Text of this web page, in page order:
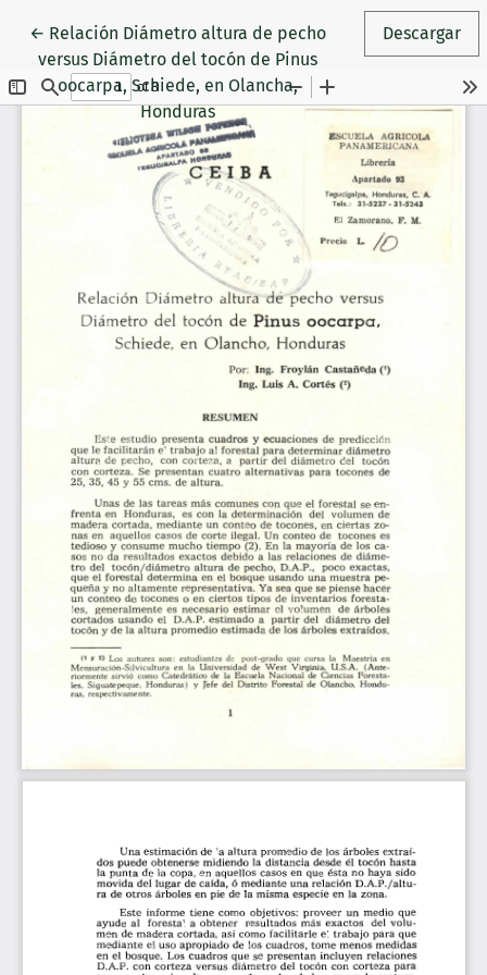
← Volver a los detalles del artículo
Relación Diámetro altura de pecho
versus Diámetro del tocón de Pinus
oocarpa, Schiede, en Olancha,
Honduras
Descargar